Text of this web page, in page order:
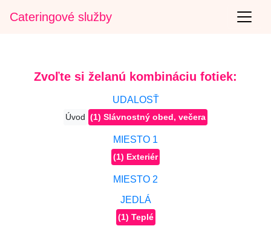
Cateringové služby
Zvoľte si želanú kombináciu fotiek:
UDALOSŤ
Úvod (1) Slávnostný obed, večera
MIESTO 1
(1) Exteriér
MIESTO 2
JEDLÁ
(1) Teplé